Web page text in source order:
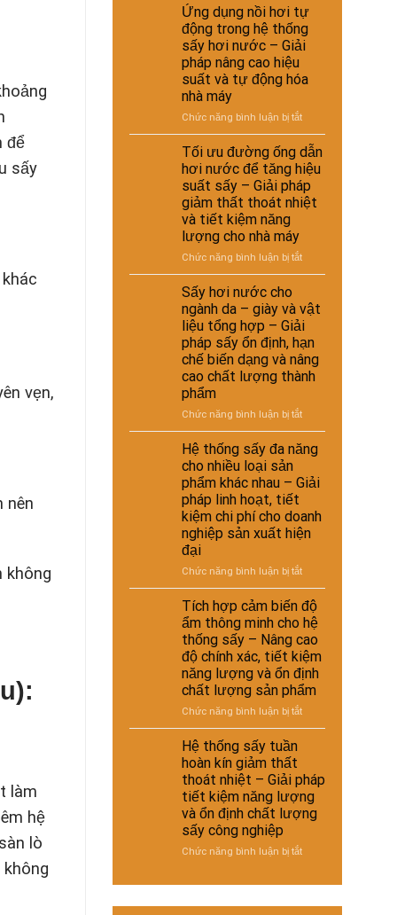
để
sấy
vẹn,
nên
không
làm
hệ
lò
Giải
pháp
nâng
chất
hiệu
suất
tái
chế
nước
và
sấy
–
giải
pháp
kinh
tế
cho
nhà
hơi
nước
trong
chế
thức
Giải
pháp
ổn
định
nâng
cao
lượng
sản
phẩm
Ứng dụng nồi hơi tự
động trong hệ thống
sấy hơi nước – Giải
pháp nâng cao hiệu
suất và tự động hóa
nhà máy
Chức năng bình luận bị tắtở
Ứng
dụng
nồi
hơi
tự
động
–
pháp
nâng
cao
và
tự
động
nhà
Tối ưu đường ống dẫn
hơi nước để tăng hiệu
suất sấy – Giải pháp
giảm thất thoát nhiệt
và tiết kiệm năng
lượng cho nhà máy
Chức năng bình luận bị tắtở
Tối
đường
ống
dẫn
hơi
nước
để
–
pháp
thất
thoát
tiết
kiệm
năng
lượng
nhà
máy
Sấy hơi nước cho
ngành da – giày và vật
liệu tổng hợp – Giải
pháp sấy ổn định, hạn
chế biến dạng và nâng
cao chất lượng thành
phẩm
Chức năng bình luận bị tắtở
Sấy
hơi
nước
cho
ngành
–
giày
hợp
–
Giải
pháp
sấy
ổn
hạn
chế
và
nâng
cao
chất
thành
Hệ thống sấy đa năng
cho nhiều loại sản
phẩm khác nhau – Giải
pháp linh hoạt, tiết
kiệm chi phí cho doanh
nghiệp sản xuất hiện
đại
Chức năng bình luận bị tắtở
Hệ
thống
sấy
đa
năng
cho
nhiều
loại
Giải
pháp
linh
kiệm
phí
Tích hợp cảm biến độ
ẩm thông minh cho hệ
thống sấy – Nâng cao
độ chính xác, tiết kiệm
năng lượng và ổn định
chất lượng sản phẩm
Chức năng bình luận bị tắtở
Tích
độ
ẩm
thông
–
Hệ thống sấy tuần
hoàn kín giảm thất
thoát nhiệt – Giải pháp
tiết kiệm năng lượng
và ổn định chất lượng
sấy công nghiệp
Chức năng bình luận bị tắtở